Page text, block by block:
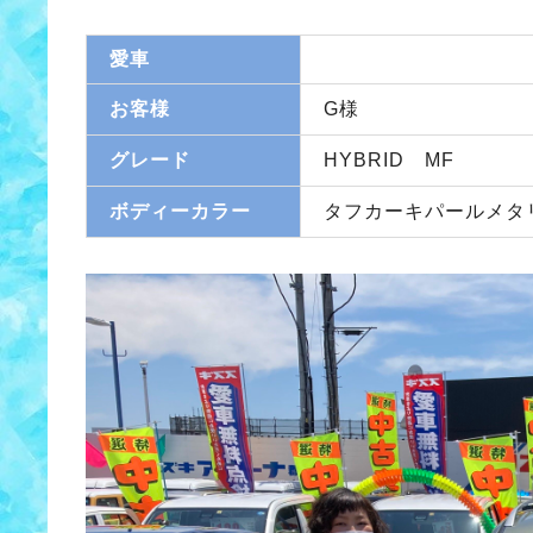
愛車
お客様 G様
グレード HYBRID MF
ボディーカラー タフカーキパールメタ